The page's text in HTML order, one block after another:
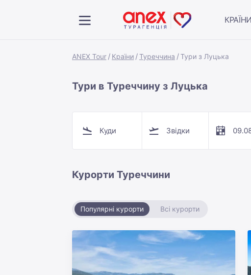
КРАЇНИ
ANEX Tour Країни Туреччина Тури з Луцька
Тури в Туреччину з Луцька
Куди Звідки
Курорти Туреччини
Популярні курорти Всі курорти